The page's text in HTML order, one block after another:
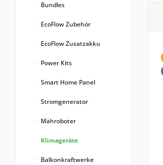
Bundles
EcoFlow Zubehör
EcoFlow Zusatzakku
Power Kits
Smart Home Panel
Stromgenerator
Mähroboter
Klimageräte
Balkonkraftwerke